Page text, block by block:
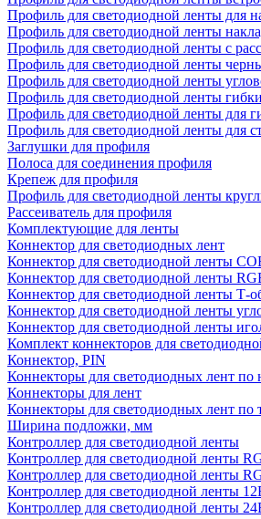
Профиль для светодиодной ленты для
Профиль для светодиодной ленты
Профиль для светодиодной ленты с
Профиль для светодиодной ленты
Профиль для светодиодной ленты
Профиль для светодиодной ленты
Профиль для светодиодной ленты для
Профиль для светодиодной ленты для
Заглушки для профиля
Полоса для соединения профиля
Крепеж для профиля
Профиль для светодиодной ленты
Рассеиватель для профиля
Комплектующие для ленты
Коннектор для светодиодных лент
Коннектор для светодиодной ленты
Коннектор для светодиодной ленты
Коннектор для светодиодной ленты Т-
Коннектор для светодиодной ленты
Коннектор для светодиодной ленты
Комплект коннекторов для
Коннектор, PIN
Коннекторы для светодиодных лент
Коннекторы для лент
Коннекторы для светодиодных лент по
Ширина подложки, мм
Контроллер для светодиодной ленты
Контроллер для светодиодной ленты
Контроллер для светодиодной ленты
Контроллер для светодиодной ленты
Контроллер для светодиодной ленты